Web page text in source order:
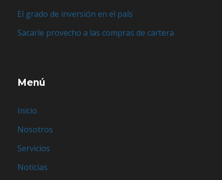
El grado de inversión en el país
Sacarle provecho a las compras de cartera
Menú
Inicio
Nosotros
Servicios
Noticias